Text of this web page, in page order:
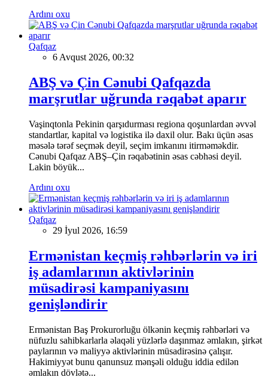
Ardını oxu
Qafqaz
6 Avqust 2026, 00:32
ABŞ və Çin Cənubi Qafqazda
marşrutlar uğrunda rəqabət aparır
Vaşinqtonla Pekinin qarşıdurması regiona qoşunlardan əvvəl
standartlar, kapital və logistika ilə daxil olur. Bakı üçün əsas
məsələ tərəf seçmək deyil, seçim imkanını itirməməkdir.
Cənubi Qafqaz ABŞ–Çin rəqabətinin əsas cəbhəsi deyil.
Lakin böyük...
Ardını oxu
Qafqaz
29 İyul 2026, 16:59
Ermənistan keçmiş rəhbərlərin və iri
iş adamlarının aktivlərinin
müsadirəsi kampaniyasını
genişləndirir
Ermənistan Baş Prokurorluğu ölkənin keçmiş rəhbərləri və
nüfuzlu sahibkarlarla əlaqəli yüzlərlə daşınmaz əmlakın, şirkət
paylarının və maliyyə aktivlərinin müsadirəsinə çalışır.
Hakimiyyət bunu qanunsuz mənşəli olduğu iddia edilən
əmlakın dövlətə...